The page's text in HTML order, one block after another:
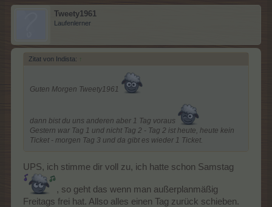
Tweety1961
Laufenlerner
Zitat von Indista: ↑
Guten Morgen Tweety1961
dann bist du uns anderen aber 1 Tag voraus
Gestern war Tag 1 und nicht Tag 2 - Tag 2 ist heute, heute kein
Ticket - morgen Tag 3 und da gibt es wieder 1 Ticket.
UPS, ich stimme dir voll zu, ich hatte schon Samstag
, so geht das wenn man außerplanmäßig
Freitags frei hat. Allso alles einen Tag zurück schieben.